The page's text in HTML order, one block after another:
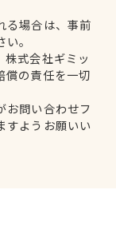
る場合は、事前
。
株式会社ギミッ
償の責任を一切
お問い合わせフ
すようお願いい